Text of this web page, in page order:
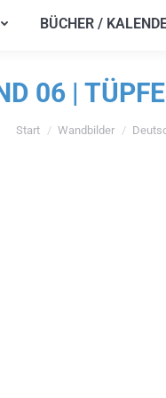
BÜCHER /
06 |
Sie befinden sich hier:
Start Wandbilder
BÜCHER /